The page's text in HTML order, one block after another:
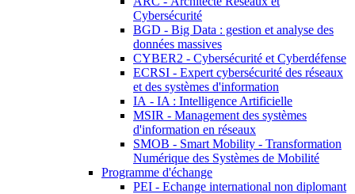
Cybersécurité
BGD - Big Data : gestion et analyse des
données massives
CYBER2 - Cybersécurité et Cyberdéfense
ECRSI - Expert cybersécurité des réseaux
et des systèmes d'information
IA - IA : Intelligence Artificielle
MSIR - Management des systèmes
d'information en réseaux
SMOB - Smart Mobility - Transformation
Numérique des Systèmes de Mobilité
Programme d'échange
PEI - Echange international non diplomant